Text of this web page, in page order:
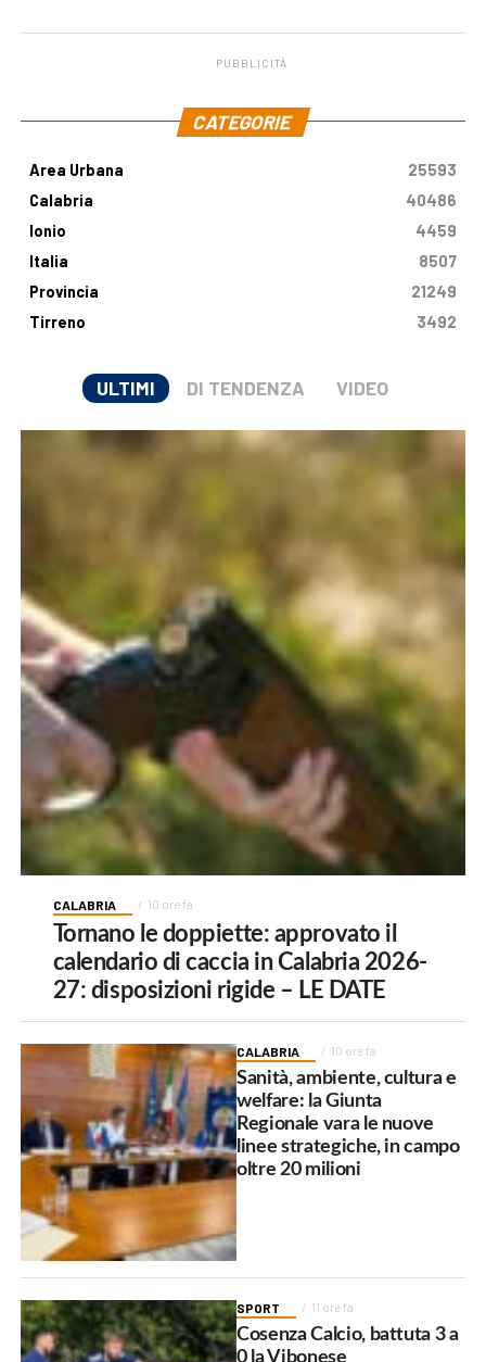
PUBBLICITÀ
CATEGORIE
Area Urbana
25593
Calabria
40486
Ionio
4459
Italia
8507
Provincia
21249
Tirreno
3492
ULTIMI DI TENDENZA VIDEO
CALABRIA 10 ore fa
Tornano le doppiette: approvato il
calendario di caccia in Calabria 2026-
27: disposizioni rigide – LE DATE
CALABRIA 10 ore fa
Sanità, ambiente, cultura e
welfare: la Giunta
Regionale vara le nuove
linee strategiche, in campo
oltre 20 milioni
SPORT 11 ore fa
Cosenza Calcio, battuta 3 a
0 la Vibonese